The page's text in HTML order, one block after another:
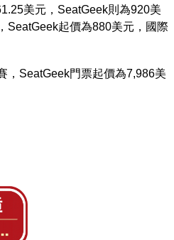
美元，SeatGeek則為920美
SeatGeek起價為880美元，國際
，SeatGeek門票起價為7,986美